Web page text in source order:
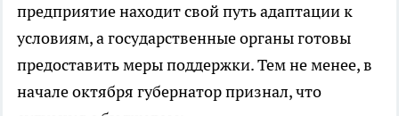
предприятие находит свой путь адаптации к
условиям, а государственные органы готовы
предоставить меры поддержки. Тем не менее, в
начале октября губернатор признал, что